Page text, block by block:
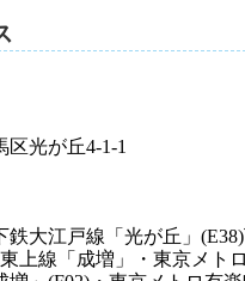
区光が丘4-1-1
鉄大江戸線「光が丘」
上線「成増」・東京メト